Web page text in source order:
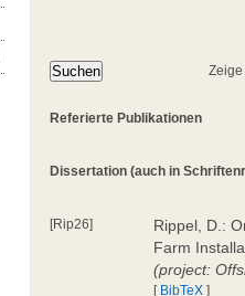
Referierte Publikationen
Dissertation (auch in
[Rip26]
Rippel, D.:
Farm
(project:
[ BibTeX ]